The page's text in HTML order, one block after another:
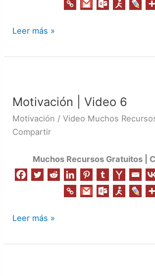
Leer más »
Motivación | Video 6
Motivación / Video Muchos
Compartir
Muchos Recursos Gratuitos |
Video
6
Leer más »